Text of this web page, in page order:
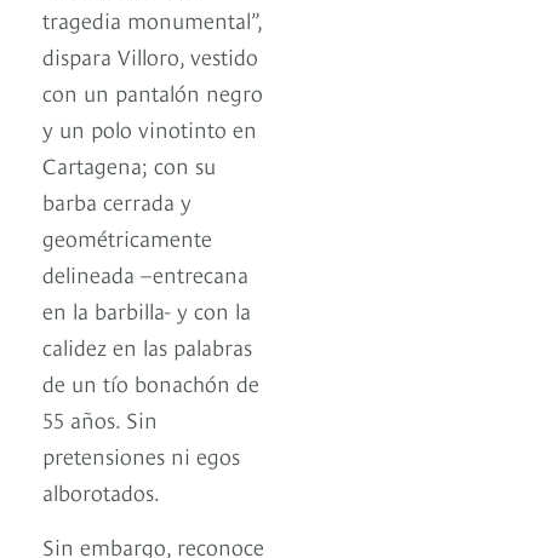
tragedia monumental”,
dispara Villoro, vestido
con un pantalón negro
y un polo vinotinto en
Cartagena; con su
barba cerrada y
geométricamente
delineada –entrecana
en la barbilla- y con la
calidez en las palabras
de un tío bonachón de
55 años. Sin
pretensiones ni egos
alborotados.
Sin embargo, reconoce